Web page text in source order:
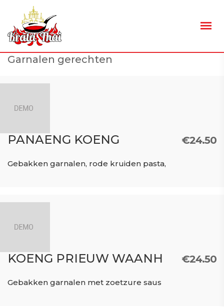
Garnalen gerechten
PANAENG KOENG €24.50
Gebakken garnalen, rode kruiden pasta,
KOENG PRIEUW WAANH €24.50
Gebakken garnalen met zoetzure saus